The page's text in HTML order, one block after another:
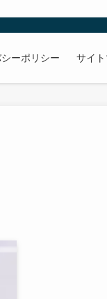
ーポリシー サイ